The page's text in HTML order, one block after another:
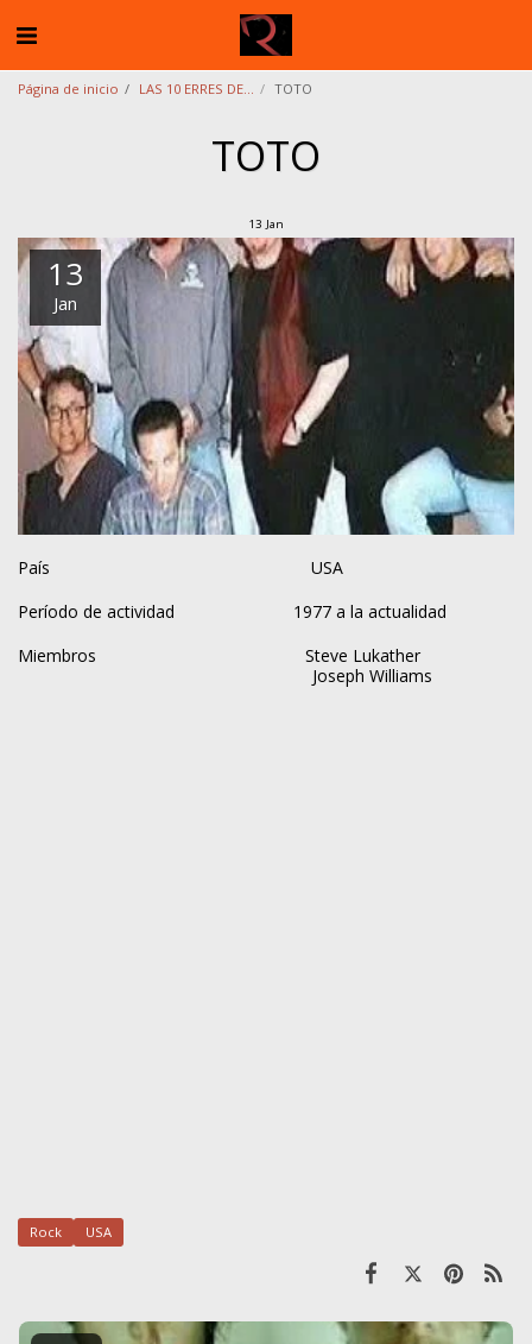
Página de inicio LAS 10 ERRES DE... TOTO
TOTO
13 Jan
13
Jan
País USA
Período de actividad 1977 a la actualidad
Miembros Steve Lukather
Joseph Williams
Rock USA